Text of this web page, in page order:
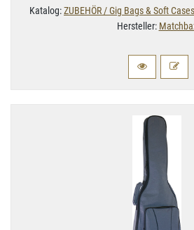
Katalog:ZUBEHÖR / Gig Bags & Soft
Hersteller: